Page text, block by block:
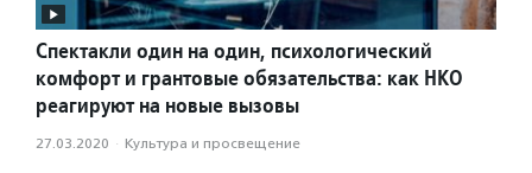
Спектакли один на один, психологический
комфорт и грантовые обязательства: как НКО
реагируют на новые вызовы
27.03.2020 · Культура и просвещение